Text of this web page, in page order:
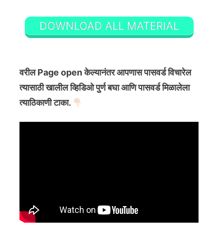
DOWNLOAD ALL MATERIAL
वरील Page open केल्यानंतर आपणास पासवर्ड विचारेल
त्यासाठी खालील व्हिडिओ पुर्ण बघा आणि पासवर्ड मिळालेला
त्याठिकाणी टाका.